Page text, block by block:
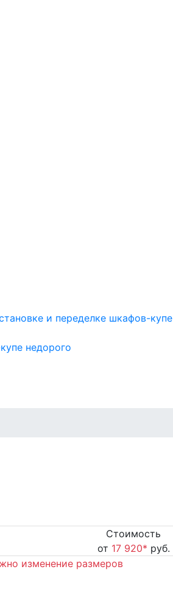
и переделке шкафов-купе
недорого
Стоимость
от 17 920* руб.
изменение размеров